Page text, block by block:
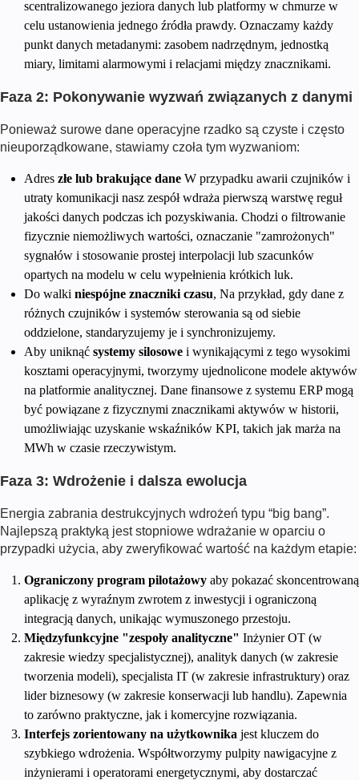
scentralizowanego jeziora danych lub platformy w chmurze w
celu ustanowienia jednego źródła prawdy. Oznaczamy każdy
punkt danych metadanymi: zasobem nadrzędnym, jednostką
miary, limitami alarmowymi i relacjami między znacznikami.
Faza 2: Pokonywanie wyzwań związanych z danymi
Ponieważ surowe dane operacyjne rzadko są czyste i często
nieuporządkowane, stawiamy czoła tym wyzwaniom:
Adres złe lub brakujące dane W przypadku awarii czujników i
utraty komunikacji nasz zespół wdraża pierwszą warstwę reguł
jakości danych podczas ich pozyskiwania. Chodzi o filtrowanie
fizycznie niemożliwych wartości, oznaczanie "zamrożonych"
sygnałów i stosowanie prostej interpolacji lub szacunków
opartych na modelu w celu wypełnienia krótkich luk.
Do walki niespójne znaczniki czasu, Na przykład, gdy dane z
różnych czujników i systemów sterowania są od siebie
oddzielone, standaryzujemy je i synchronizujemy.
Aby uniknąć systemy silosowe i wynikającymi z tego wysokimi
kosztami operacyjnymi, tworzymy ujednolicone modele aktywów
na platformie analitycznej. Dane finansowe z systemu ERP mogą
być powiązane z fizycznymi znacznikami aktywów w historii,
umożliwiając uzyskanie wskaźników KPI, takich jak marża na
MWh w czasie rzeczywistym.
Faza 3: Wdrożenie i dalsza ewolucja
Energia zabrania destrukcyjnych wdrożeń typu “big bang”.
Najlepszą praktyką jest stopniowe wdrażanie w oparciu o
przypadki użycia, aby zweryfikować wartość na każdym etapie:
Ograniczony program pilotażowy aby pokazać skoncentrowaną
aplikację z wyraźnym zwrotem z inwestycji i ograniczoną
integracją danych, unikając wymuszonego przestoju.
Międzyfunkcyjne "zespoły analityczne" Inżynier OT (w
zakresie wiedzy specjalistycznej), analityk danych (w zakresie
tworzenia modeli), specjalista IT (w zakresie infrastruktury) oraz
lider biznesowy (w zakresie konserwacji lub handlu). Zapewnia
to zarówno praktyczne, jak i komercyjne rozwiązania.
Interfejs zorientowany na użytkownika jest kluczem do
szybkiego wdrożenia. Współtworzymy pulpity nawigacyjne z
inżynierami i operatorami energetycznymi, aby dostarczać